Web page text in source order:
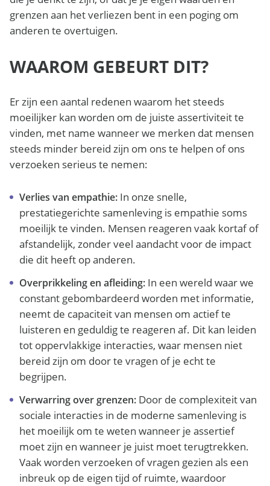
grenzen aan het verliezen bent in een poging om
anderen te overtuigen.
WAAROM GEBEURT DIT?
Er zijn een aantal redenen waarom het steeds
moeilijker kan worden om de juiste assertiviteit te
vinden, met name wanneer we merken dat mensen
steeds minder bereid zijn om ons te helpen of ons
verzoeken serieus te nemen:
Verlies van empathie: In onze snelle,
prestatiegerichte samenleving is empathie soms
moeilijk te vinden. Mensen reageren vaak kortaf of
afstandelijk, zonder veel aandacht voor de impact
die dit heeft op anderen.
Overprikkeling en afleiding: In een wereld waar we
constant gebombardeerd worden met informatie,
neemt de capaciteit van mensen om actief te
luisteren en geduldig te reageren af. Dit kan leiden
tot oppervlakkige interacties, waar mensen niet
bereid zijn om door te vragen of je echt te
begrijpen.
Verwarring over grenzen: Door de complexiteit van
sociale interacties in de moderne samenleving is
het moeilijk om te weten wanneer je assertief
moet zijn en wanneer je juist moet terugtrekken.
Vaak worden verzoeken of vragen gezien als een
inbreuk op de eigen tijd of ruimte, waardoor